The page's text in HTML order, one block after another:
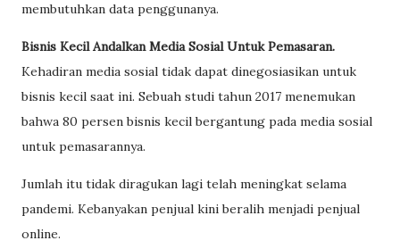
membutuhkan data penggunanya.
Bisnis Kecil Andalkan Media Sosial Untuk Pemasaran.
Kehadiran media sosial tidak dapat dinegosiasikan untuk
bisnis kecil saat ini. Sebuah studi tahun 2017 menemukan
bahwa 80 persen bisnis kecil bergantung pada media sosial
untuk pemasarannya.
Jumlah itu tidak diragukan lagi telah meningkat selama
pandemi. Kebanyakan penjual kini beralih menjadi penjual
online.